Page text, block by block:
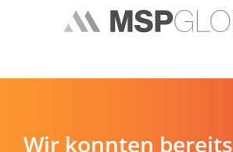
Wir konnten bereits